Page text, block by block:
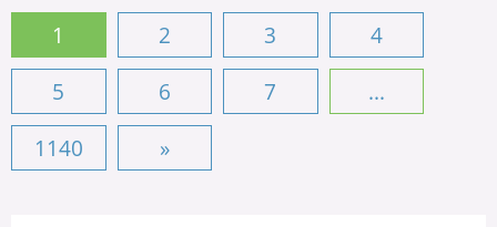
1 2 3
4
5
6 7
...
1140
»